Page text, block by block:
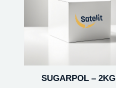
SUGARPOL – 2KG